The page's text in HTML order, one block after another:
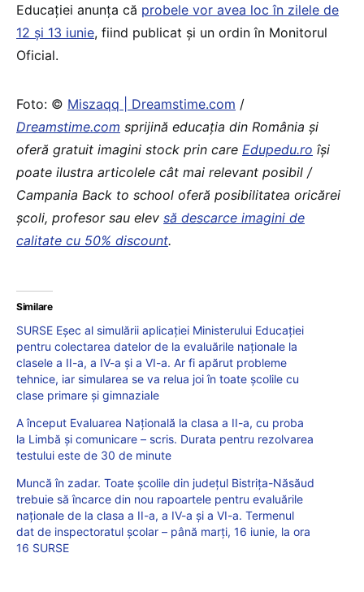
Educației anunța că probele vor avea loc în zilele de
12 și 13 iunie, fiind publicat și un ordin în Monitorul
Oficial.
Foto: © Miszaqq | Dreamstime.com /
Dreamstime.com sprijină educaţia din România şi
oferă gratuit imagini stock prin care Edupedu.ro îşi
poate ilustra articolele cât mai relevant posibil /
Campania Back to school oferă posibilitatea oricărei
școli, profesor sau elev să descarce imagini de
calitate cu 50% discount.
Similare
SURSE Eșec al simulării aplicației Ministerului Educației
pentru colectarea datelor de la evaluările naționale la
clasele a II-a, a IV-a și a VI-a. Ar fi apărut probleme
tehnice, iar simularea se va relua joi în toate școlile cu
clase primare și gimnaziale
A început Evaluarea Națională la clasa a II-a, cu proba
la Limbă și comunicare – scris. Durata pentru rezolvarea
testului este de 30 de minute
Muncă în zadar. Toate școlile din județul Bistrița-Năsăud
trebuie să încarce din nou rapoartele pentru evaluările
naționale de la clasa a II-a, a IV-a și a VI-a. Termenul
dat de inspectoratul școlar – până marți, 16 iunie, la ora
16 SURSE